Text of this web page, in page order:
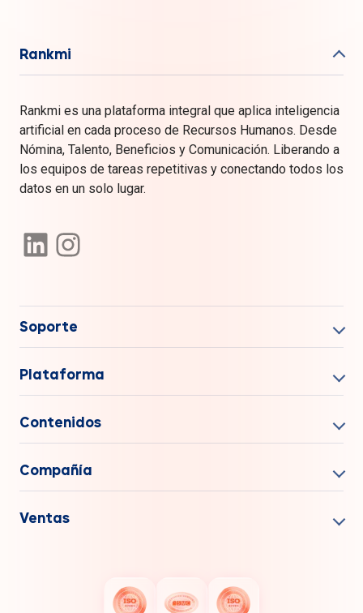
Rankmi
Rankmi es una plataforma integral que aplica inteligencia
artificial en cada proceso de Recursos Humanos. Desde
Nómina, Talento, Beneficios y Comunicación. Liberando a
los equipos de tareas repetitivas y conectando todos los
datos en un solo lugar.
Soporte
Plataforma
Contenidos
Compañía
Ventas